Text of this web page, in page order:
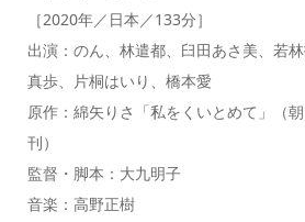
［2020年／日本／133分］
出演：のん、林遣都、臼田あさ美、若
真歩、片桐はいり、橋本愛
原作：綿矢りさ「私をくいとめて」（
刊）
監督・脚本：大九明子
音楽：高野正樹